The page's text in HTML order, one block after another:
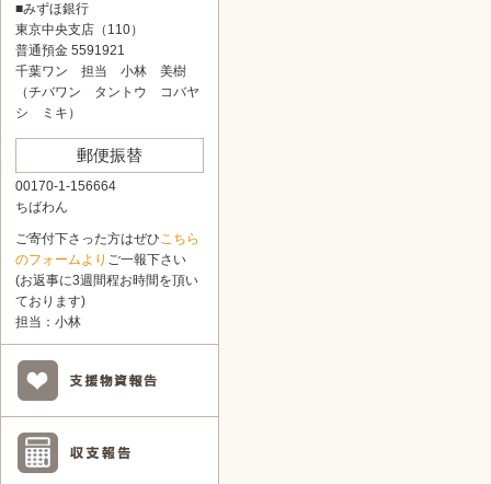
■みずほ銀行
東京中央支店（110）
普通預金 5591921
千葉ワン 担当 小林 美樹
（チバワン タントウ コバヤ
シ ミキ）
郵便振替
00170-1-156664
ちばわん
ご寄付下さった方はぜひこちら
のフォームより ご一報下さい
(お返事に3週間程お時間を頂い
ております)
担当：小林